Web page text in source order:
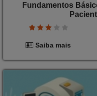
Fundamentos
Saiba mais